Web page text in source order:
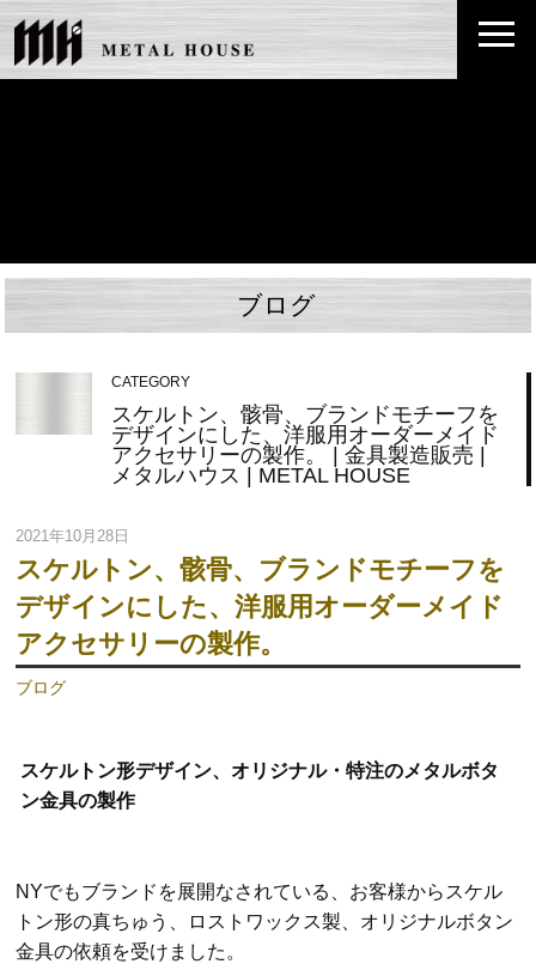
ブログ
CATEGORY
スケルトン、骸骨、ブランドモチーフを
デザインにした、洋服用オーダーメイド
アクセサリーの製作。 | 金具製造販売 |
メタルハウス | METAL HOUSE
2021年10月28日
スケルトン、骸骨、ブランドモチーフを
デザインにした、洋服用オーダーメイド
アクセサリーの製作。
ブログ
スケルトン形デザイン、オリジナル・特注のメタルボタ
ン金具の製作
NYでもブランドを展開なされている、お客様からスケル
トン形の真ちゅう、ロストワックス製、オリジナルボタン
金具の依頼を受けました。